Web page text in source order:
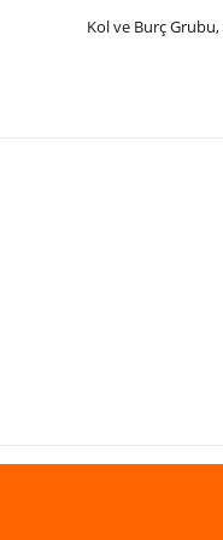
Kol ve Burç Grubu,